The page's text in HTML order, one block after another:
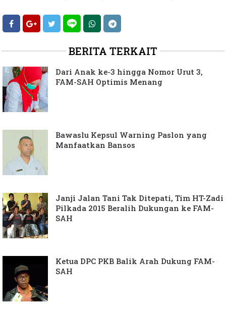
BERITA TERKAIT
Dari Anak ke-3 hingga Nomor Urut 3,
FAM-SAH Optimis Menang
Bawaslu Kepsul Warning Paslon yang
Manfaatkan Bansos
Janji Jalan Tani Tak Ditepati, Tim HT-Zadi
Pilkada 2015 Beralih Dukungan ke FAM-
SAH
Ketua DPC PKB Balik Arah Dukung FAM-
SAH